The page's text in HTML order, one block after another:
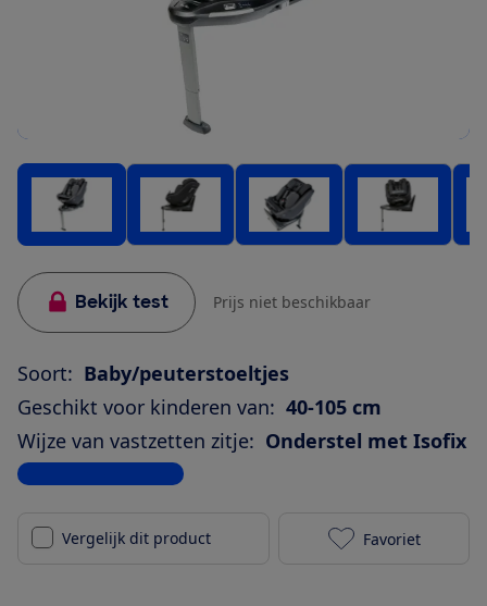
Bekijk test Prijs niet beschikbaar
Soort: Baby/peuterstoeltjes
Geschikt voor kinderen van: 40-105 cm
Wijze van vastzetten zitje: Onderstel met Isofix
Bekijk alle specificaties
Vergelijk dit product Silver Cross
Favoriet